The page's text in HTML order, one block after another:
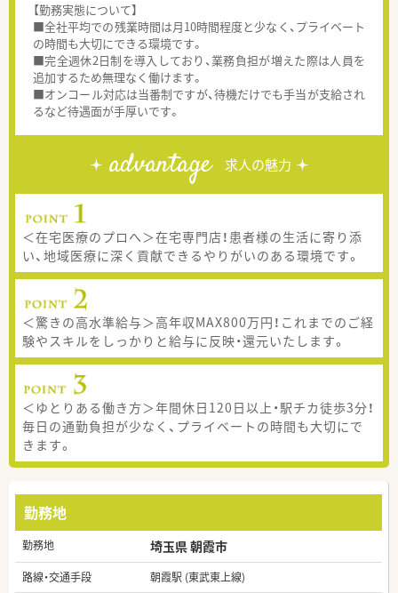
【勤務実態について】
■全社平均での残業時間は月10時間程度と少なく、プライベート
の時間も大切にできる環境です。
■完全週休2日制を導入しており、業務負担が増えた際は人員を
追加するため無理なく働けます。
■オンコール対応は当番制ですが、待機だけでも手当が支給され
るなど待遇面が手厚いです。
advantage 求人の魅力
＜在宅医療のプロへ＞在宅専門店！患者様の生活に寄り添
い、地域医療に深く貢献できるやりがいのある環境です。
＜驚きの高水準給与＞高年収MAX800万円！これまでのご経
験やスキルをしっかりと給与に反映・還元いたします。
＜ゆとりある働き方＞年間休日120日以上・駅チカ徒歩3分！
毎日の通勤負担が少なく、プライベートの時間も大切にで
きます。
勤務地
勤務地 埼玉県 朝霞市
路線・交通手段
朝霞駅 (東武東上線)